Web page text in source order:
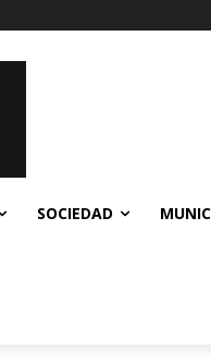
SOCIEDAD